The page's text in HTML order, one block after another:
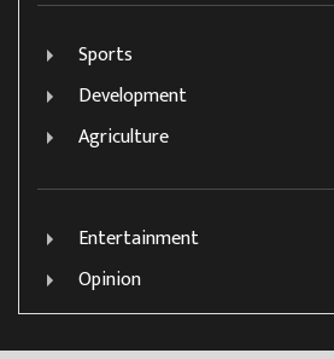
Sports
Development
Agriculture
Entertainment
Opinion